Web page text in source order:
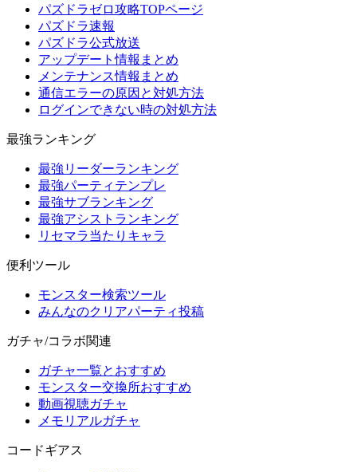
パズドラゼロ攻略TOPページ
パズドラ速報
パズドラ公式放送
アップデート情報まとめ
メンテナンス情報まとめ
通信エラーの原因と対処方法
ログインできない時の対処方法
最強ランキング
最強リーダーランキング
最強パーティテンプレ
最強サブランキング
最強アシストランキング
リセマラ当たりキャラ
便利ツール
モンスター検索ツール
みんなのクリアパーティ投稿
ガチャ/コラボ関連
ガチャ一覧とおすすめ
モンスター交換所おすすめ
動画視聴ガチャ
メモリアルガチャ
コードギアス